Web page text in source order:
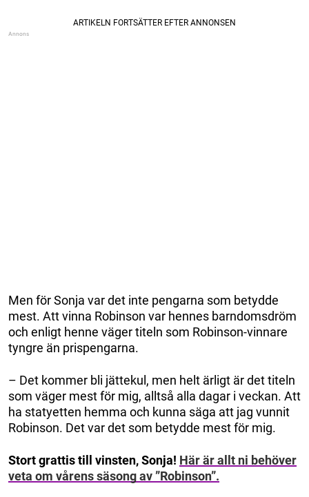
Men för Sonja var det inte pengarna som betydde
mest. Att vinna Robinson var hennes barndomsdröm
och enligt henne väger titeln som Robinson-vinnare
tyngre än prispengarna.
– Det kommer bli jättekul, men helt ärligt är det titeln
som väger mest för mig, alltså alla dagar i veckan. Att
ha statyetten hemma och kunna säga att jag vunnit
Robinson. Det var det som betydde mest för mig.
Stort grattis till vinsten, Sonja! Här är allt ni behöver
veta om vårens säsong av ”Robinson”.